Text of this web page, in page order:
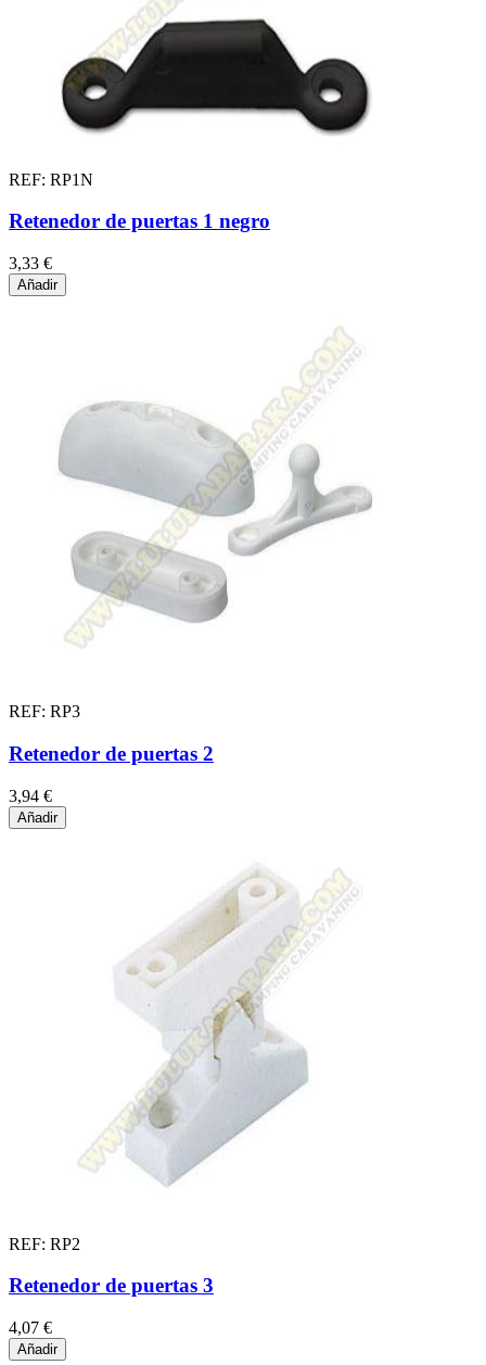
REF: RP1N
Retenedor de puertas 1 negro
3,33 €
Añadir
REF: RP3
Retenedor de puertas 2
3,94 €
Añadir
REF: RP2
Retenedor de puertas 3
4,07 €
Añadir